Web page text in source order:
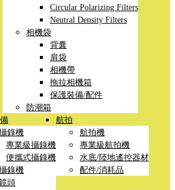
Circular Polarizing Filters
Neutral Density Filters
相機袋
背囊
肩袋
相機帶
拖拉相機箱
保護裝備/配件
防潮箱
錄機
專業級攝錄機
便攜式攝錄機
錄機
頭
航拍
航拍機
專業級航拍機
水底/陸地遙控器材
配件/消耗品